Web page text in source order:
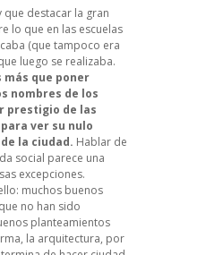
que destacar la gran
lo que en las escuelas
(que tampoco era
luego se realizaba.
más que poner
nombres de los
prestigio de las
ver su nulo
la ciudad. Hablar de
social parece una
excepciones.
muchos buenos
no han sido
planteamientos
la arquitectura, por